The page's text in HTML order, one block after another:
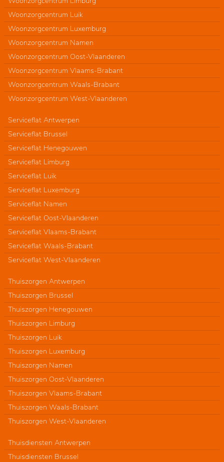
Woonzorgcentrum Luik
Woonzorgcentrum Luxemburg
Woonzorgcentrum Namen
Woonzorgcentrum Oost-Vlaanderen
Woonzorgcentrum Vlaams-Brabant
Woonzorgcentrum Waals-Brabant
Woonzorgcentrum West-Vlaanderen
Serviceflat Antwerpen
Serviceflat Brussel
Serviceflat Henegouwen
Serviceflat Limburg
Serviceflat Luik
Serviceflat Luxemburg
Serviceflat Namen
Serviceflat Oost-Vlaanderen
Serviceflat Vlaams-Brabant
Serviceflat Waals-Brabant
Serviceflat West-Vlaanderen
Thuiszorgen Antwerpen
Thuiszorgen Brussel
Thuiszorgen Henegouwen
Thuiszorgen Limburg
Thuiszorgen Luik
Thuiszorgen Luxemburg
Thuiszorgen Namen
Thuiszorgen Oost-Vlaanderen
Thuiszorgen Vlaams-Brabant
Thuiszorgen Waals-Brabant
Thuiszorgen West-Vlaanderen
Thuisdiensten Antwerpen
Thuisdiensten Brussel